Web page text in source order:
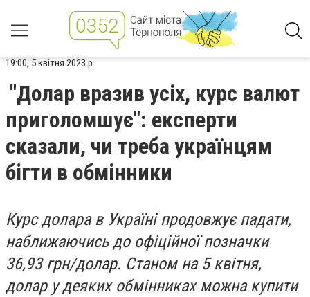
19:00, 5 квітня 2023 р.
"Долар вразив усіх, курс валют
приголомшує": експерти
сказали, чи треба українцям
бігти в обмінники
Курс долара в Україні продовжує падати,
наближаючись до офіційної позначки
36,93 грн/долар. Станом на 5 квітня,
долар у деяких обмінниках можна купити